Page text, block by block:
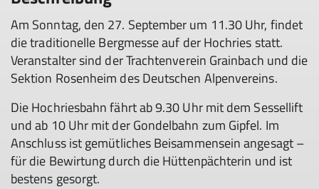
Am Sonntag, den 27. September um 11.30 Uhr, findet
die traditionelle Bergmesse auf der Hochries statt.
Veranstalter sind der Trachtenverein Grainbach und die
Sektion Rosenheim des Deutschen Alpenvereins.
Die Hochriesbahn fährt ab 9.30 Uhr mit dem Sessellift
und ab 10 Uhr mit der Gondelbahn zum Gipfel. Im
Anschluss ist gemütliches Beisammensein angesagt –
für die Bewirtung durch die Hüttenpächterin und ist
bestens gesorgt.